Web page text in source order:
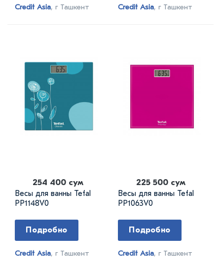
Credit Asia, г Ташкент Credit Asia, г Ташкент
254 400 сум
Весы для ванны Tefal
PP1148V0
Подробно
Credit Asia, г Ташкент
225 500 сум
Весы для ванны Tefal
PP1063V0
Подробно
Credit Asia, г Ташкент